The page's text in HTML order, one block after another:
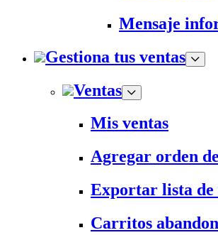
Mensaje
Gestiona tus ventas
Ventas
Mis ventas
Agregar orden
Exportar lista de
Carritos